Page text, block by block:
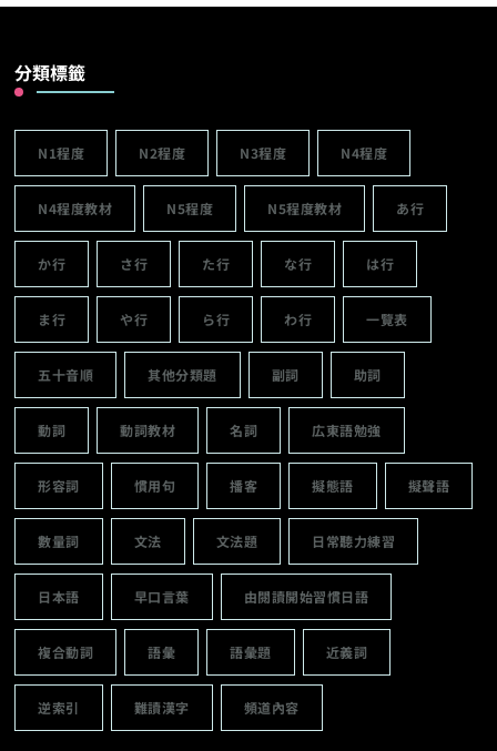
分類標籤
N1程度 N2程度 N3程度 N4程度
N4程度教材 N5程度 N5程度教材 あ行
か行 さ行 た行 な行 は行
ま行 や行 ら行 わ行 一覽表
五十音順 其他分類題 副詞 助詞
動詞 動詞教材 名詞 広東語勉強
形容詞 慣用句 播客 擬態語 擬聲語
數量詞 文法 文法題 日常聽力練習
日本語 早口言葉 由閱讀開始習慣日語
複合動詞 語彙 語彙題 近義詞
逆索引 難讀漢字 頻道內容